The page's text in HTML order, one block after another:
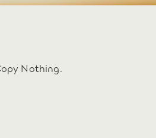
Nothing.